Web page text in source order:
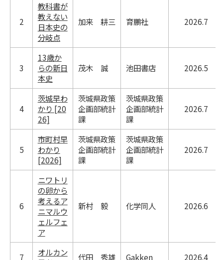
2
教科書が
教えない
日本史の
分岐点
加来 耕三 育鵬社 2026.7
3
13歳か
らの新日
本史
茂木 誠 池田書店 2026.5
4
茨城早わ
かり [20
26]
茨城県政策
企画部統計
課
茨城県政策
企画部統計
課
2026.7
5
市町村早
わかり
[2026]
茨城県政策
企画部統計
課
茨城県政策
企画部統計
課
2026.7
6
ニワトリ
の卵から
考えるア
ニマルウ
ェルフェ
ア
新村 毅 化学同人 2026.6
7
オルカン
代田 秀雄 Gakken 2026.4